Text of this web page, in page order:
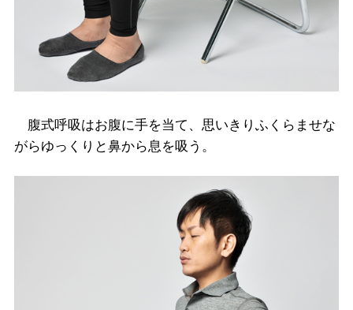
腹式呼吸はお腹に手を当て、思いきりふくらませな
がらゆっくりと鼻から息を吸う。